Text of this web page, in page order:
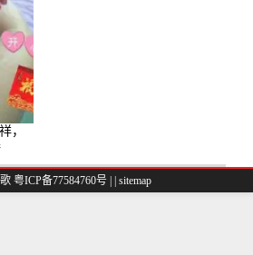
，
粤ICP备77584760号 sitemap